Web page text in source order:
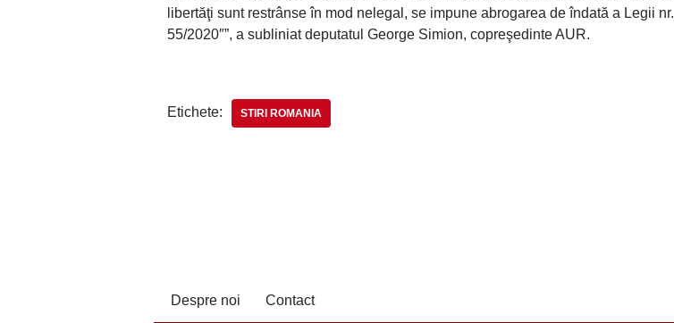
libertăţi sunt restrânse în mod nelegal, se impune abrogarea de îndată a Legii nr.
55/2020″”, a subliniat deputatul George Simion, copreşedinte AUR.
Etichete: STIRI ROMANIA
Despre noi Contact